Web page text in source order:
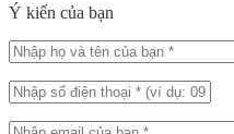
Ý kiến của bạn